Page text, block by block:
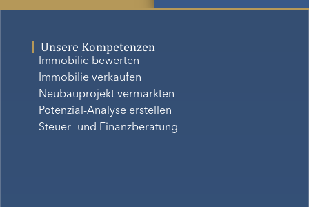
Unsere Kompetenzen
Immobilie bewerten
Immobilie verkaufen
Neubauprojekt vermarkten
Potenzial-Analyse erstellen
Steuer- und Finanzberatung